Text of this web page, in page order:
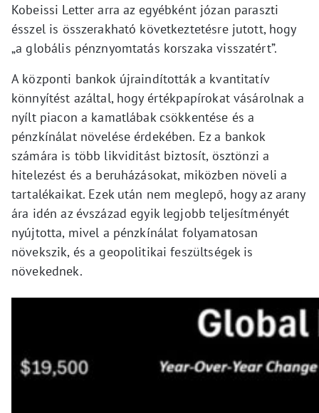
Kobeissi Letter arra az egyébként józan paraszti
ésszel is összerakható következtetésre jutott, hogy
„a globális pénznyomtatás korszaka visszatért”.
A központi bankok újraindították a kvantitatív
könnyítést azáltal, hogy értékpapírokat vásárolnak a
nyílt piacon a kamatlábak csökkentése és a
pénzkínálat növelése érdekében. Ez a bankok
számára is több likviditást biztosít, ösztönzi a
hitelezést és a beruházásokat, miközben növeli a
tartalékaikat. Ezek után nem meglepő, hogy az arany
ára idén az évszázad egyik legjobb teljesítményét
nyújtotta, mivel a pénzkínálat folyamatosan
növekszik, és a geopolitikai feszültségek is
növekednek.